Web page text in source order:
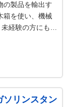
の製品を輸出す
箱を使い、機械
経験の方にも丁
ソリンスタン